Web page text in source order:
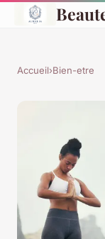
Accueil›Bien-etre